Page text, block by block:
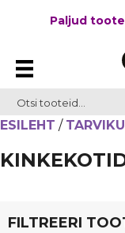
Paljud
ESILEHT /
FILTREERI